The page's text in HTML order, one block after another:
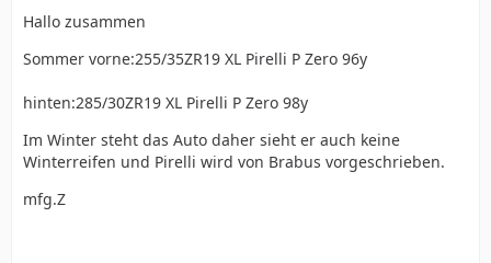
Hallo zusammen
Sommer vorne:255/35ZR19 XL Pirelli P Zero 96y
hinten:285/30ZR19 XL Pirelli P Zero 98y
Im Winter steht das Auto daher sieht er auch keine
Winterreifen und Pirelli wird von Brabus vorgeschrieben.
mfg.Z